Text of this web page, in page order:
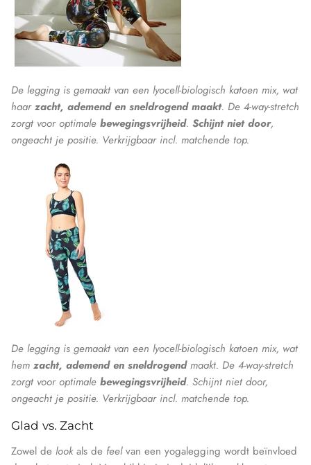
De legging is gemaakt van een lyocell-biologisch katoen mix, wat
haarzacht, ademend en sneldrogend maakt. De 4-way-stretch
zorgt voor optimale bewegingsvrijheid. Schijnt niet door,
ongeacht je positie. Verkrijgbaar incl. matchende top.
De legging is gemaakt van een lyocell-biologisch katoen mix, wat
hem zacht, ademend en sneldrogendmaakt. De 4-way-stretch
zorgt voor optimale bewegingsvrijheid. Schijnt niet door,
ongeacht je positie. Verkrijgbaar incl. matchende top.
Glad vs. Zacht
Zowel de lookals de feelvan een yogalegging wordt beïnvloed